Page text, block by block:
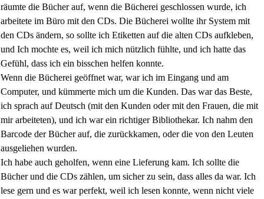
räumte die Bücher auf, wenn die Bücherei geschlossen wurde, ich
arbeitete im Büro mit den CDs. Die Bücherei wollte ihr System mit
den CDs ändern, so sollte ich Etiketten auf die alten CDs aufkleben,
und Ich mochte es, weil ich mich nützlich fühlte, und ich hatte das
Gefühl, dass ich ein bisschen helfen konnte.
Wenn die Bücherei geöffnet war, war ich im Eingang und am
Computer, und kümmerte mich um die Kunden. Das war das Beste,
ich sprach auf Deutsch (mit den Kunden oder mit den Frauen, die mit
mir arbeiteten), und ich war ein richtiger Bibliothekar. Ich nahm den
Barcode der Bücher auf, die zurückkamen, oder die von den Leuten
ausgeliehen wurden.
Ich habe auch geholfen, wenn eine Lieferung kam. Ich sollte die
Bücher und die CDs zählen, um sicher zu sein, dass alles da war. Ich
lese gern und es war perfekt, weil ich lesen konnte, wenn nicht viele